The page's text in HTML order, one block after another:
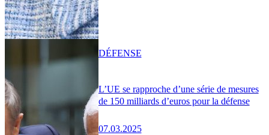
L’UE se rapproche d’une série de mesures
de 150 milliards d’euros pour la défense
07.03.2025
DÉFENSE